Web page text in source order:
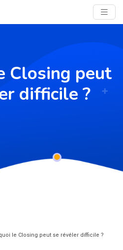
Closing peut
difficile ?
le Closing peut se révéler difficile ?